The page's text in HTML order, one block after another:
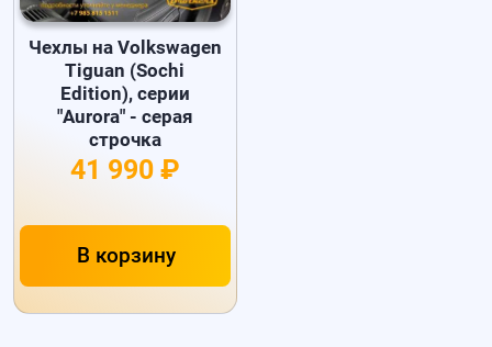
Чехлы на Volkswagen
Tiguan (Sochi
Edition), серии
"Aurora" - серая
строчка
41 990 ₽
В корзину